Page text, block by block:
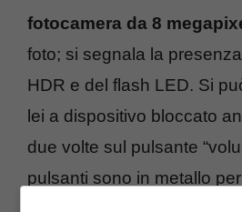
fotocamera da 8
foto; si segnala la
HDR e del flash LED. Si
lei a dispositivo bloccato
due volte sul pulsante
pulsanti sono in metallo